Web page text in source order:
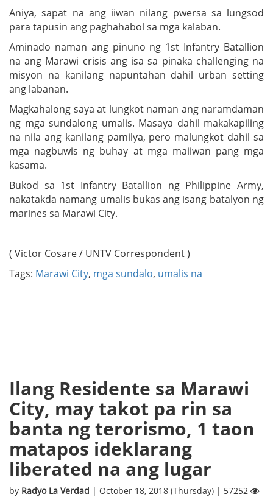
Aniya, sapat na ang iiwan nilang pwersa sa lungsod
para tapusin ang paghahabol sa mga kalaban.
Aminado naman ang pinuno ng 1st Infantry Batallion
na ang Marawi crisis ang isa sa pinaka challenging na
misyon na kanilang napuntahan dahil urban setting
ang labanan.
Magkahalong saya at lungkot naman ang naramdaman
ng mga sundalong umalis. Masaya dahil makakapiling
na nila ang kanilang pamilya, pero malungkot dahil sa
mga nagbuwis ng buhay at mga maiiwan pang mga
kasama.
Bukod sa 1st Infantry Batallion ng Philippine Army,
nakatakda namang umalis bukas ang isang batalyon ng
marines sa Marawi City.
( Victor Cosare / UNTV Correspondent )
Tags: Marawi City, mga sundalo, umalis na
Ilang Residente sa Marawi
City, may takot pa rin sa
banta ng terorismo, 1 taon
matapos ideklarang
liberated na ang lugar
by Radyo La Verdad | October 18, 2018 (Thursday) | 57252